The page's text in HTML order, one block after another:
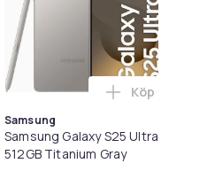
Titanium Black i varukorgen
25W USB-C GaN
Samsung
Samsung Galaxy S25 Ultra
512GB Titanium Gray
Lägg till
Köp